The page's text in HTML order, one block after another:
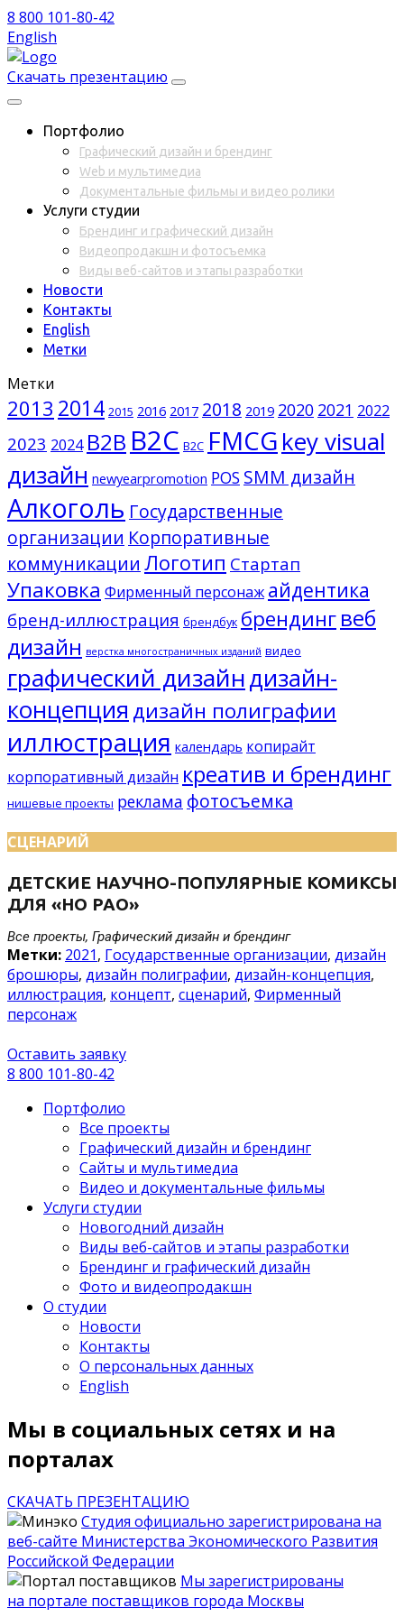
8 800 101-80-42
English
Скачать презентацию
Портфолио
Графический дизайн и брендинг
Web и мультимедиа
Документальные фильмы и видео ролики
Услуги студии
Брендинг и графический дизайн
Видеопродакшн и фотосъемка
Виды веб-сайтов и этапы разработки
Новости
Контакты
English
Метки
Метки
2013 2014 2015 2016 2017 2018 2019 2020 2021 2022
2023 2024 B2B B2C B2С FMCGkey visual
дизайн newyearpromotion POS SMM дизайн
Алкоголь Государственные
организации Корпоративные
коммуникации Логотип Стартап
Упаковка Фирменный персонаж айдентика
бренд-иллюстрация брендбук брендингвеб
дизайн верстка многостраничных изданий видео
графический дизайндизайн-
концепция дизайн полиграфии
иллюстрация календарь копирайт
корпоративный дизайн креатив и брендинг
нишевые проекты реклама фотосъемка
СЦЕНАРИЙ
ДЕТСКИЕ НАУЧНО-ПОПУЛЯРНЫЕ КОМИКСЫ
ДЛЯ «НО РАО»
Все проекты, Графический дизайн и брендинг
Метки: 2021, Государственные организации, дизайн
брошюры, дизайн полиграфии, дизайн-концепция,
иллюстрация, концепт, сценарий, Фирменный
персонаж
Оставить заявку
8 800 101-80-42
Портфолио
Все проекты
Графический дизайн и брендинг
Сайты и мультимедиа
Видео и документальные фильмы
Услуги студии
Новогодний дизайн
Виды веб-сайтов и этапы разработки
Брендинг и графический дизайн
Фото и видеопродакшн
О студии
Новости
Контакты
О персональных данных
English
Мы в социальных сетях и на
порталах
СКАЧАТЬ ПРЕЗЕНТАЦИЮ
Студия официально зарегистрирована на
веб-сайте Министерства Экономического Развития
Российской Федерации
Мы зарегистрированы
на портале поставщиков города Москвы